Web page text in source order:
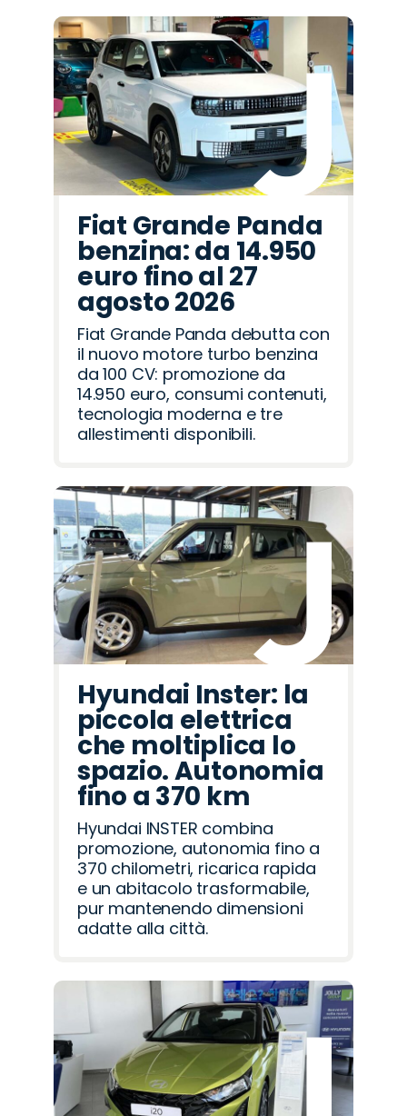
Fiat Grande Panda
benzina: da 14.950
euro fino al 27
agosto 2026
Fiat Grande Panda debutta con
il nuovo motore turbo benzina
da 100 CV: promozione da
14.950 euro, consumi contenuti,
tecnologia moderna e tre
allestimenti disponibili.
Hyundai Inster: la
piccola elettrica
che moltiplica lo
spazio. Autonomia
fino a 370 km
Hyundai INSTER combina
promozione, autonomia fino a
370 chilometri, ricarica rapida
e un abitacolo trasformabile,
pur mantenendo dimensioni
adatte alla città.